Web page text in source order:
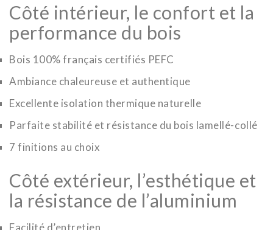
Côté intérieur, le confort et la
performance du bois
Bois 100% français certifiés PEFC
Ambiance chaleureuse et authentique
Excellente isolation thermique naturelle
Parfaite stabilité et résistance du bois lamellé-collé
7 finitions au choix
Côté extérieur, l’esthétique et
la résistance de l’aluminium
Facilité d’entretien